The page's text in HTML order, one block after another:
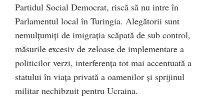
Partidul Social Democrat, riscă să nu intre în
Parlamentul local în Turingia. Alegătorii sunt
nemulțumiți de imigrația scăpată de sub control,
măsurile excesiv de zeloase de implementare a
politicilor verzi, interferența tot mai accentuată a
statului în viața privată a oamenilor și sprijinul
militar nechibzuit pentru Ucraina.